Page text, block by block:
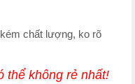
chất lượng, ko rõ
thể không rẻ nhất!